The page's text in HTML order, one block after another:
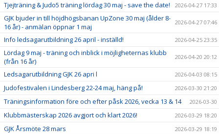
Tjejträning & Judo5 träning lördag 30 maj - save the date! 2026-04-27 17:33
GJK bjuder in till höjdhögsbanan UpZone 30 maj (ålder 8-
16 år) - anmälan öppnar 1 maj
2026-04-27 07:46
Info ledsagarutbildning 26 april - inställd! 2026-04-25 23:35
Lördag 9 maj - träning och inblick i möjligheternas klubb
(från 16 år)
2026-04-20 20:12
Ledsagarutbildning GJK 26 apri l 2026-04-03 08:15
Judofestivalen i Lindesberg 22-24 maj, häng på! 2026-03-30 21:20
Träningsinformation före och efter påsk 2026, vecka 13 & 14 2026-03-30
Klubbmästerskap 2026 avgjort och klart 2026! 2026-03-29 18:20
GJK Årsmöte 28 mars 2026-03-29 18:19